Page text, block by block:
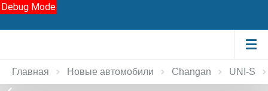
Debug Mode
Главная Новые автомобили Changan UNI-S